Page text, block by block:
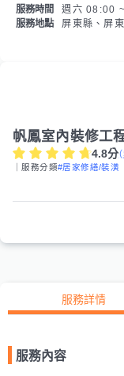
服務時間
週六 08:00
服務地點
屏東縣、屏
帆鳳室內裝修工
4.8分(
｜服務分類#居家修繕/裝潢
服務詳情
服務內容